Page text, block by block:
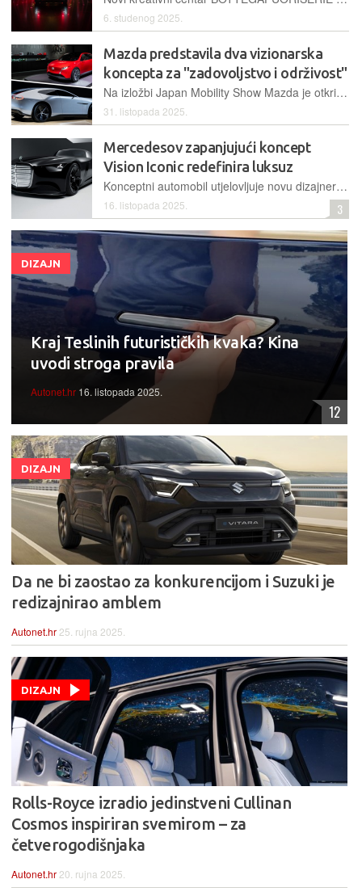
6. studenog 2025.
Mazda predstavila dva vizionarska
koncepta za "zadovoljstvo i održivost"
Na izložbi Japan Mobility Show Mazda je otkrila plug-in hibrid X-COUPE s rotacijskim motorom, koncept X-Compact s umjetnom inteligencijom, a ističu predanost marke hibridnim pogonskim sklopovima
31. listopada 2025.
Mercedesov zapanjujući koncept
Vision Iconic redefinira luksuz
Konceptni automobil utjelovljuje novu dizajnersku filozofiju Mercedes-Benza, spajajući Art Deco stil s digitalnom budućnošću kroz potpuno redizajniranu masku, raskošan interijer i inovativne tehnologije
16. listopada 2025. 3
DIZAJN
Kraj Teslinih futurističkih kvaka? Kina
uvodi stroga pravila
Autonet.hr 16. listopada 2025.
12
DIZAJN
Da ne bi zaostao za konkurencijom i Suzuki je
redizajnirao amblem
Autonet.hr 25. rujna 2025.
DIZAJN
Rolls-Royce izradio jedinstveni Cullinan
Cosmos inspiriran svemirom – za
četverogodišnjaka
Autonet.hr 20. rujna 2025.